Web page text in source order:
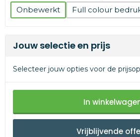
Onbewerkt
Full colour
Jouw selectie en prijs
Selecteer jouw opties voor de
In
Vrijblijvende